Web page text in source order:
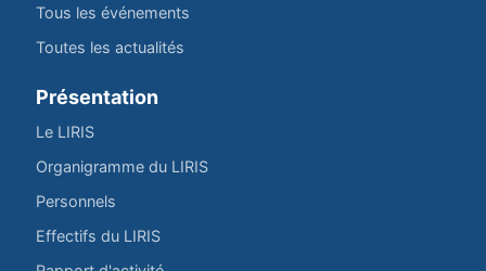
Tous les événements
Toutes les actualités
Présentation
Le LIRIS
Organigramme du LIRIS
Personnels
Effectifs du LIRIS